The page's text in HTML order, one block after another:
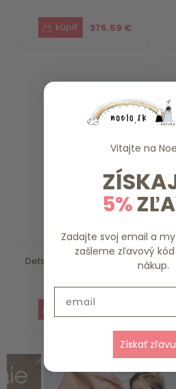
375.59 €
Detský batoh Fairy Garden
20.19 €
Vitajte na
5%
Zadajte svoj email a
zašleme zľavový
nákup.
Získať